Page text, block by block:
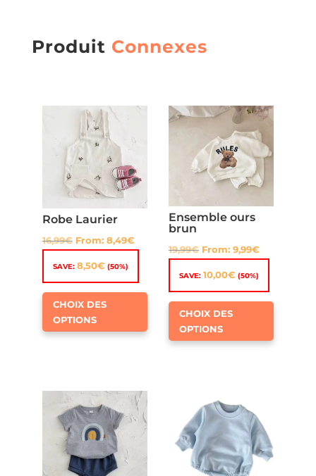
Produit Connexes
Robe Laurier
16,99€ From: 8,49€
SAVE: 8,50€ (50%)
CHOIX DES
OPTIONS
Ce
produit
a
plusieurs
options
peuvent
choisies
Ensemble ours
brun
19,99€ From: 9,99€
SAVE: 10,00€ (50%)
CHOIX DES
OPTIONS
Ce
a